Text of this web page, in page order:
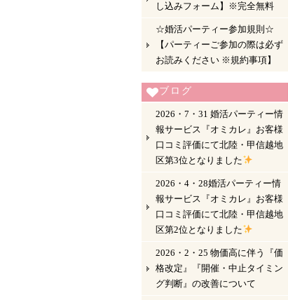
し込みフォーム】※完全無料
☆婚活パーティー参加規則☆
【パーティーご参加の際は必ず
お読みください ※規約事項】
ブログ
2026・7・31 婚活パーティー情
報サービス『オミカレ』お客様
口コミ評価にて北陸・甲信越地
区第3位となりました
2026・4・28婚活パーティー情
報サービス『オミカレ』お客様
口コミ評価にて北陸・甲信越地
区第2位となりました
2026・2・25 物価高に伴う『価
格改定』『開催・中止タイミン
グ判断』の改善について